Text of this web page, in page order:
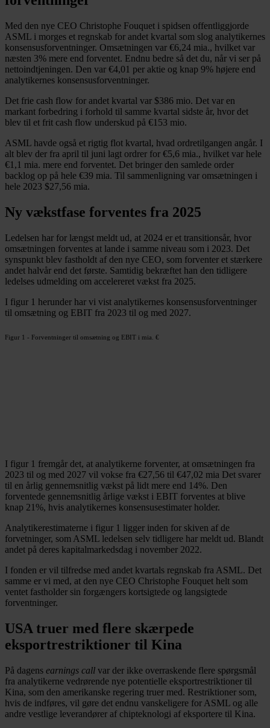
Med den nye CEO Christophe Fouquet i spidsen offentliggjorde
ASML i morges et regnskab for andet kvartal som slog analytikernes
konsensusforventninger. Omsætningen var €6,24 mia., hvilket var
næsten 3% mere end forventet. Endnu bedre så det du, når vi ser på
nettoindtjeningen. Den var €4,01 per aktie og knap 9% højere end
analytikernes konsensusforventninger.
Det frie cash flow for andet kvartal var $386 mio. Det var en
markant forbedring i forhold til samme kvartal sidste år, hvor det
blev til et frit cash flow underskud på €153 mio.
ASML havde også et rigtig flot kvartal, hvad ordretilgangen angår. I
alt blev der fra april til juni lagt ordrer for €5,6 mia., hvilket var hele
€1,1 mia. mere end forventet. Det bringer den samlede order
backlog op på hele €39 mia. Til sammenligning var omsætningen i
hele 2023 $27,56 mia.
Ny vækstfase forventes fra 2025
Ledelsen har for længst meldt ud, at 2024 er et transitionsår, hvor
omsætningen forventes at lande i samme niveau som i 2023. Det
synspunkt blev fastholdt af den nye CEO, som forventer et stærkere
andet halvår end det første. Samtidig bekræftet han den tidligere
ledelses udmelding om accelereret vækst fra 2025.
I figur 1 herunder har vi vist analytikernes konsensusforventninger
til omsætning og EBIT fra 2023 til og med 2027.
Figur 1 - Forventninger til omsætning og EBIT i mia. €
I figur 1 fremgår det, at analytikerne forventer, at omsætningen fra
2023 til og med 2027 vil vokse fra €27,56 til €47,02 mia Det svarer
til en årlig gennemsnitlig vækst på lidt mere end 14%. Den
forventede gennemsnitlig årlige vækst i EBIT forventes at blive
knap 21%, hvis analytikernes konsensusestimater holder.
Analytikerestimaterne i figur 1 ligger inden for skiven af de
forvetninger, som ASML ledelsen selv tidligere har meldt ud. Blandt
andet på deres kapitalmarkedsdag i november 2022.
I fonden er vil tilfredse med andet kvartals regnskab fra ASML. Det
samme er vi med, at den nye CEO Christophe Fouquet helt som
ventet fastholder sin forgængers kortsigtede og langsigtede
forventninger.
USA truer med flere skærpede
eksportrestriktioner til Kina
På dagens earnings call var der ikke overraskende flere spørgsmål
fra analytikerne vedrørende nye potentielle eksportrestriktioner til
Kina, som den amerikanske regering truer med. Restriktioner som,
hvis de indføres, vil gøre det endnu vanskeligere for ASML og alle
andre vestlige leverandører af chipteknologi af eksportere til Kina.